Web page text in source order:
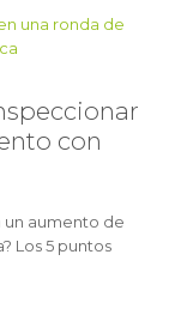
con
un aumento de
Los 5 puntos